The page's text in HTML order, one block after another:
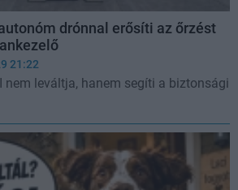
drónnal erősíti az őrzést
21:22
nem leváltja, hanem segíti a biztonsági